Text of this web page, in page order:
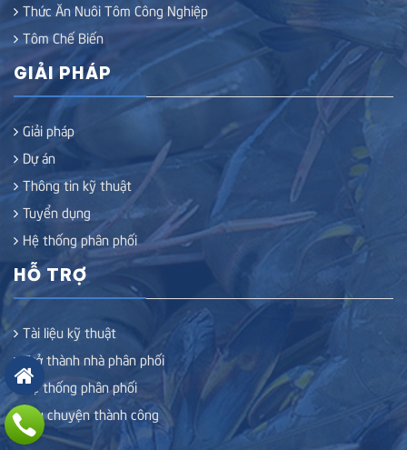
Thức Ăn Nuôi Tôm Công Nghiệp
Tôm Chế Biến
GIẢI PHÁP
Giải pháp
Dự án
Thông tin kỹ thuật
Tuyển dụng
Hệ thống phân phối
HỖ TRỢ
Tài liệu kỹ thuật
Trở thành nhà phân phối
Hệ thống phân phối
Câu chuyện thành công